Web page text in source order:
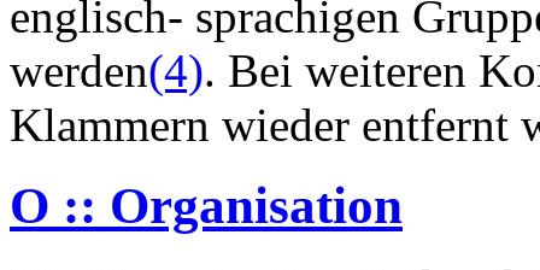
englisch- sprachigen
werden(4). Bei weiteren
Klammern wieder entfernt
O :: Organisation